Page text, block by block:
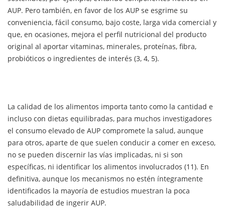
AUP. Pero también, en favor de los AUP se esgrime su
conveniencia, fácil consumo, bajo coste, larga vida comercial y
que, en ocasiones, mejora el perfil nutricional del producto
original al aportar vitaminas, minerales, proteínas, fibra,
probióticos o ingredientes de interés (3, 4, 5).
La calidad de los alimentos importa tanto como la cantidad e
incluso con dietas equilibradas, para muchos investigadores
el consumo elevado de AUP compromete la salud, aunque
para otros, aparte de que suelen conducir a comer en exceso,
no se pueden discernir las vías implicadas, ni si son
específicas, ni identificar los alimentos involucrados (11). En
definitiva, aunque los mecanismos no estén íntegramente
identificados la mayoría de estudios muestran la poca
saludabilidad de ingerir AUP.